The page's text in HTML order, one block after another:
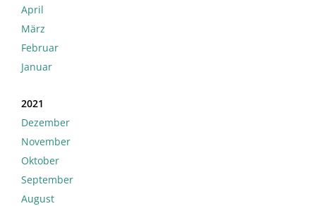
April
März
Februar
Januar
2021
Dezember
November
Oktober
September
August